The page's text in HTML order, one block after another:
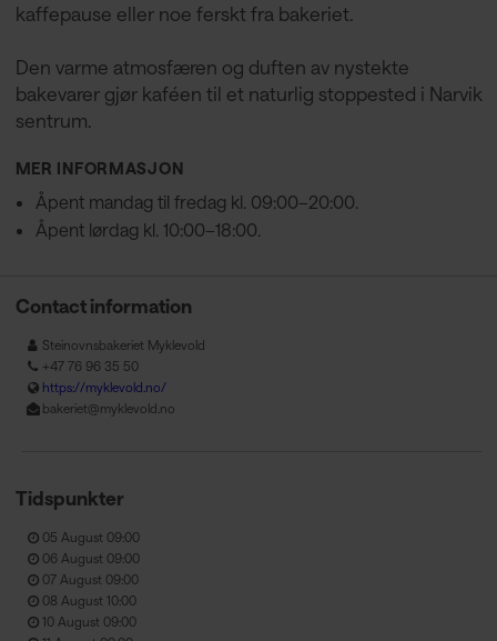
kaffepause eller noe ferskt fra bakeriet.
Den varme atmosfæren og duften av nystekte
bakevarer gjør kaféen til et naturlig stoppested i Narvik
sentrum.
MER INFORMASJON
Åpent mandag til fredag kl. 09:00–20:00.
Åpent lørdag kl. 10:00–18:00.
Contact information
Steinovnsbakeriet Myklevold
+47 76 96 35 50
https://myklevold.no/
bakeriet@myklevold.no
Tidspunkter
05 August 09:00
06 August 09:00
07 August 09:00
08 August 10:00
10 August 09:00